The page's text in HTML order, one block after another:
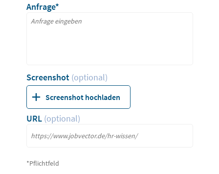
Anfrage*
Screenshot (optional)
Screenshot hochladen
URL (optional)
*Pflichtfeld